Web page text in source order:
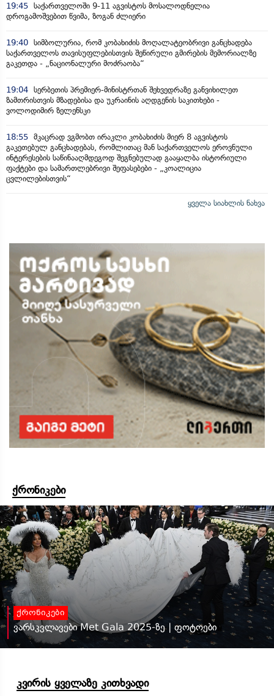
19:45 საქართველოში 9-11 აგვისტოს მოსალოდნელია
დროგამოშვებით წვიმა, ზოგან ძლიერი
19:40 სიმბოლურია, რომ კობახიძის მოღალატეობრივი განცხადება
საქართველოს თავისუფლებისთვის შეწირული გმირების მემორიალზე
გაკეთდა - „ნაციონალური მოძრაობა“
19:04 სერბეთის პრემიერ-მინისტრთან შეხვედრაზე განვიხილეთ
ზამთრისთვის მზადებისა და უკრაინის აღდგენის საკითხები -
ვოლოდიმირ ზელენსკი
18:55 მკაცრად ვგმობთ ირაკლი კობახიძის მიერ 8 აგვისტოს
გაკეთებულ განცხადებას, რომლითაც მან საქართველოს ეროვნული
ინტერესების საწინააღმდეგოდ შეგნებულად გააყალბა ისტორიული
ფაქტები და სამართლებრივი შეფასებები - „კოალიცია
ცვლილებისთვის“
ყველა სიახლის ნახვა
ქრონიკები
ქრონიკები
ვარსკვლავები Met Gala 2025-ზე | ფოტოები
კვირის ყველაზე კითხვადი